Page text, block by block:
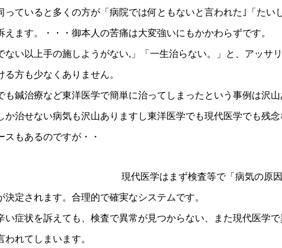
っていると多くの方が「病院では何ともないと言われた｣「たい
えます。・・・御本人の苦痛は大変強いにもかかわらずです。
ない以上手の施しようがない,」「一生治らない。」と、アッサ
る方も少なくありません。
鍼治療など東洋医学で簡単に治ってしまったという事例は沢山
か治せない病気も沢山ありますし東洋医学でも現代医学でも残念
スもあるのですが・・
現代医学はまず検査等で「病気の原
決定されます。合理的で確実なシステムです。
い症状を訴えても、検査で異常が見つからない、また現代医学
れてしまいます。